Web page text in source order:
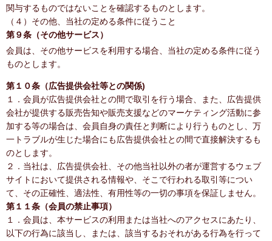
関与するものではないことを確認するものとします。
（４）その他、当社の定める条件に従うこと
第９条（その他サービス）
会員は、その他サービスを利用する場合、当社の定める条件に従う
ものとします。
第１０条（広告提供会社等との関係)
１．会員が広告提供会社との間で取引を行う場合、また、広告提供
会社が提供する販売告知や販売支援などのマーケティング活動に参
加する等の場合は、会員自身の責任と判断により行うものとし、万
一トラブルが生じた場合にも広告提供会社との間で直接解決するも
のとします。
２．当社は、広告提供会社、その他当社以外の者が運営するウェブ
サイトにおいて提供される情報や、そこで行われる取引等につい
て、その正確性、適法性、有用性等の一切の事項を保証しません。
第１１条（会員の禁止事項）
１．会員は、本サービスの利用または当社へのアクセスにあたり、
以下の行為に該当し、または、該当するおそれがある行為を行って